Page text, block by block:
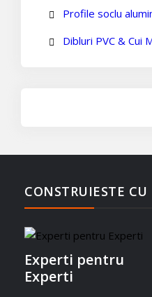
Profile soclu
Dibluri PVC & Cui
CONSTRUIESTE CU
Experti pentru
Experti